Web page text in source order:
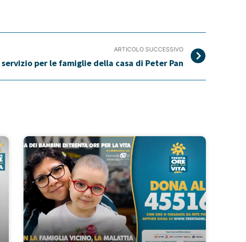
ARTICOLO SUCCESSIVO
servizio per le famiglie della casa di Peter Pan